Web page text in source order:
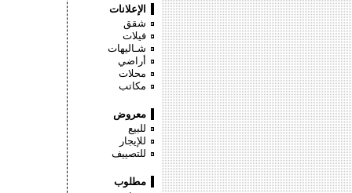
الإعلانات
شقق
فيلات
شـاليهات
أراضي
محلات
مكاتب
معروض
للبيع
للإيجار
للتصييف
مطلوب